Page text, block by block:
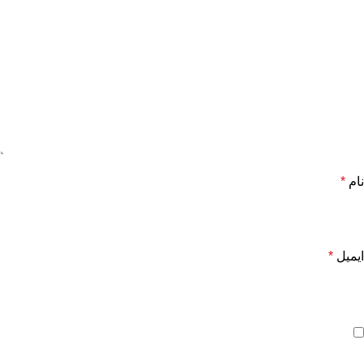
نام *
ایمیل *